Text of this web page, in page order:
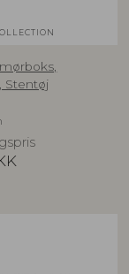
Stentøj